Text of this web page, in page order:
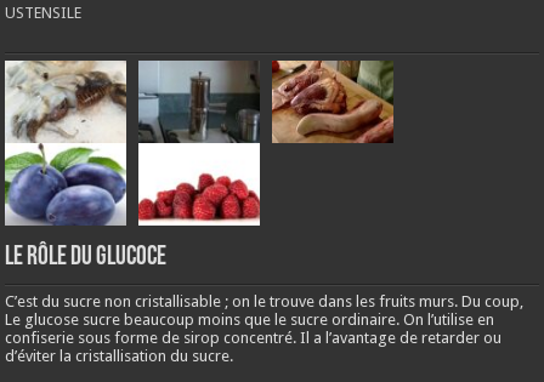
USTENSILE
LE RÔLE DU GLUCOCE
C’est du sucre non cristallisable ; on le trouve dans les fruits murs. Du coup,
Le glucose sucre beaucoup moins que le sucre ordinaire. On l’utilise en
confiserie sous forme de sirop concentré. Il a l’avantage de retarder ou
d’éviter la cristallisation du sucre.